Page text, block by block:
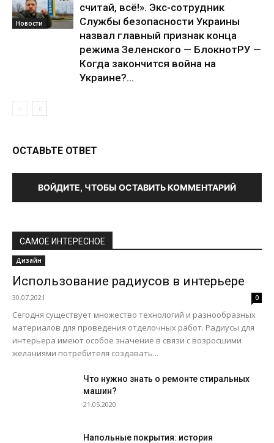
Новости
считай, всё!». Экс-сотрудник
Службы безопасности Украины
назвал главный признак конца
режима Зеленского — БлокнотРУ —
Когда закончится война на
Украине?...
ОСТАВЬТЕ ОТВЕТ
ВОЙДИТЕ, ЧТОБЫ ОСТАВИТЬ КОММЕНТАРИЙ
САМОЕ ИНТЕРЕСНОЕ
Дизайн
Использование радиусов в интерьере
30.07.2021 0
Сегодня существует множество технологий и разнообразных
материалов для проведения отделочных работ. Радиусы для
интерьера имеют особое значение в связи с возросшими
желаниями потребителя создавать...
Что нужно знать о ремонте стиральных
машин?
21.05.2020
Напольные покрытия: история